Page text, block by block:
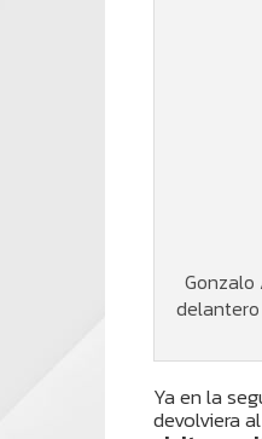
delantero
Ya en la
devolviera